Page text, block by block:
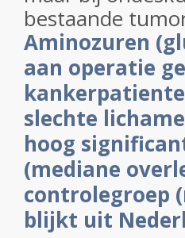
bestaande
Aminozuren
aan operatie
slechte
hoog
(mediane
controlegroep
blijkt uit